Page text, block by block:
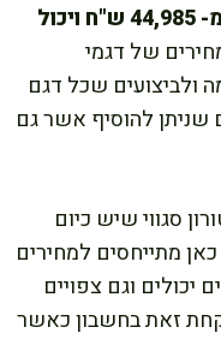
המחיר של טרקטורון סגווי מתחיל מ- 44,985 ש"ח ויכול
של דגמי
ולביצועים שכל דגם
שניתן להוסיף אשר גם
סגווי שיש כיום
מתייחסים למחירים
וגם צפויים
זאת בחשבון כאשר